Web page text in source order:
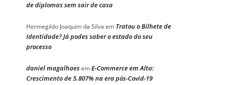
de diplomas sem sair de casa
Hermegildo Joaquim da Silva em Tratou o Bilhete de
Identidade? Já podes saber o estado do seu
processo
daniel magalhaesemE-Commerce em Alta:
Crescimento de 5.807% na era pós-Covid-19